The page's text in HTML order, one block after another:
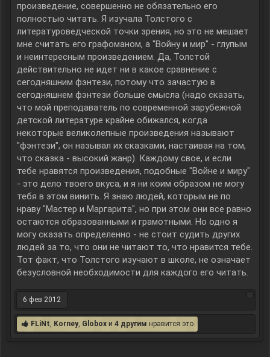
произведение, совершенно не обязательно его
полностью читать. Я изучала Толстого с
литературоведческой точки зрения, но это не мешает
мне считать его графоманом, а "Войну и мир" - глупым
и неинтересным произведением. Да, Толстой
действительно не идет ни в какое сравнение с
сегодняшним фэнтези, потому что зачастую в
сегодняшнем фэнтези больше смысла (надо сказать,
что мой преподаватель по современной зарубежной
детской литературе крайне обижался, когда
некоторые великолепные произведения называют
"фэнтези", он называл их сказками, настаивая на том,
что сказка - высокий жанр). Каждому свое, и если
тебе нравятся произведения, подобные "Войне и миру"
- это дело твоего вкуса, и я ни коим образом не могу
тебя в этом винить. Я знаю людей, которым не по
нраву "Мастер и Маргарита", но при этом они все равно
остаются образованными и грамотными. Но одно я
могу сказать определенно - не стоит судить других
людей за то, что они не читают то, что нравится тебе.
Тот факт, что Толстого изучают в школе, не означает
безусловной необходимости для каждого его читать.
6 фев 2012
FLiNt, Korney, Globox и 4 другим нравится это.